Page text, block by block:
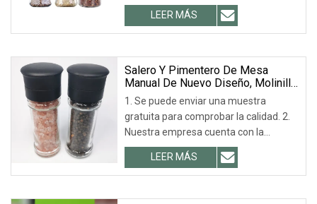
corto - Molinillo de pimienta y molinillo
de sal 1) material: frasco de vidrio,
tapa de ABS, anillo de acero inoxidable
LEER MÁS
Salero Y Pimentero De Mesa
Manual De Nuevo Diseño, Molinillo
De Pimienta De Cerámica, Botella
1. Se puede enviar una muestra
gratuita para comprobar la calidad. 2.
Nuestra empresa cuenta con la
certificación ISO 9001 y es el principal
proveedor de Coca-Cola, LIBBEY, ARC,
TARGET, etc. 3. Escala de proceso: 18+
LEER MÁS